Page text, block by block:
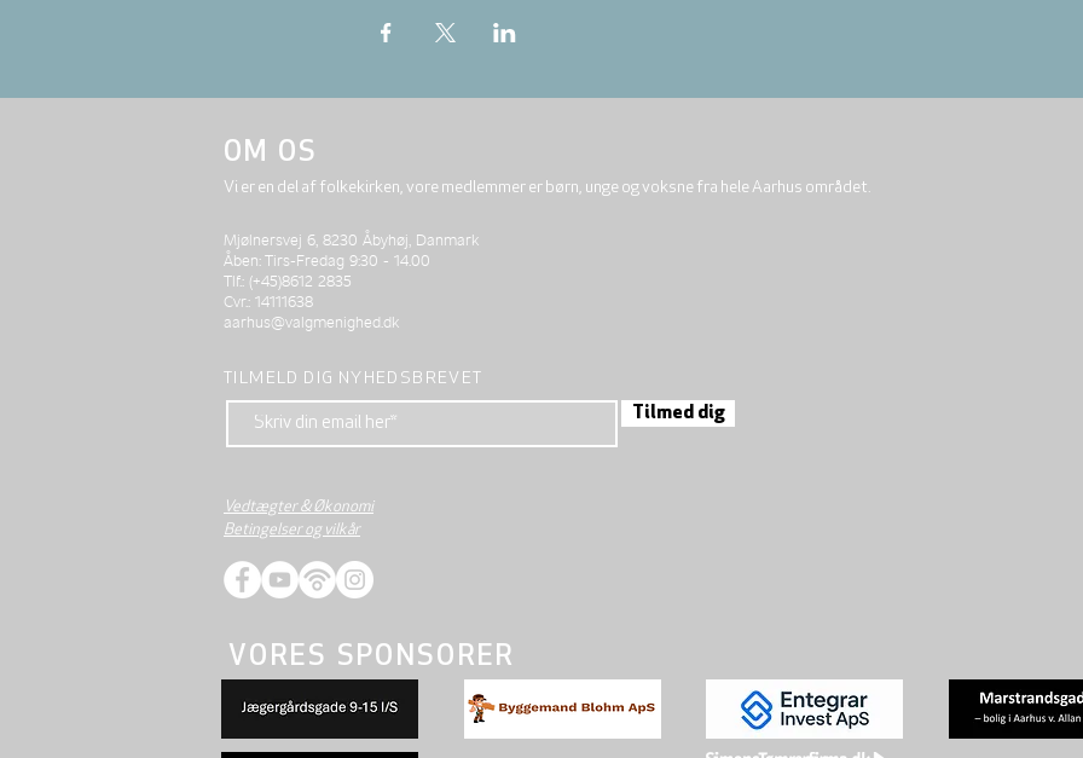
OM OS
Vi er en del af folkekirken, vore medlemmer er børn, unge og voksne fra hele Aarhus området.
Mjølnersvej 6, 8230 Åbyhøj, Danmark
Åben: Tirs-Fredag 9:30 - 14.00
Tlf.: (+45)8612 2835
Cvr.: 14111638
aarhus@valgmenighed.dk
TILMELD DIG NYHEDSBREVET
Tilmed dig
Vedtægter & Økonomi
Betingelser og vilkår
VORES SPONSORER